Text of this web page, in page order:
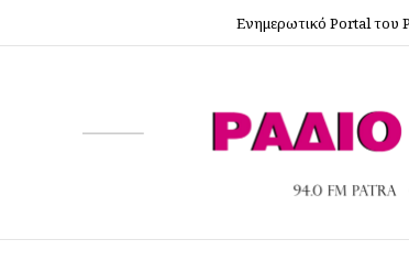
Ενημερωτικό Portal του